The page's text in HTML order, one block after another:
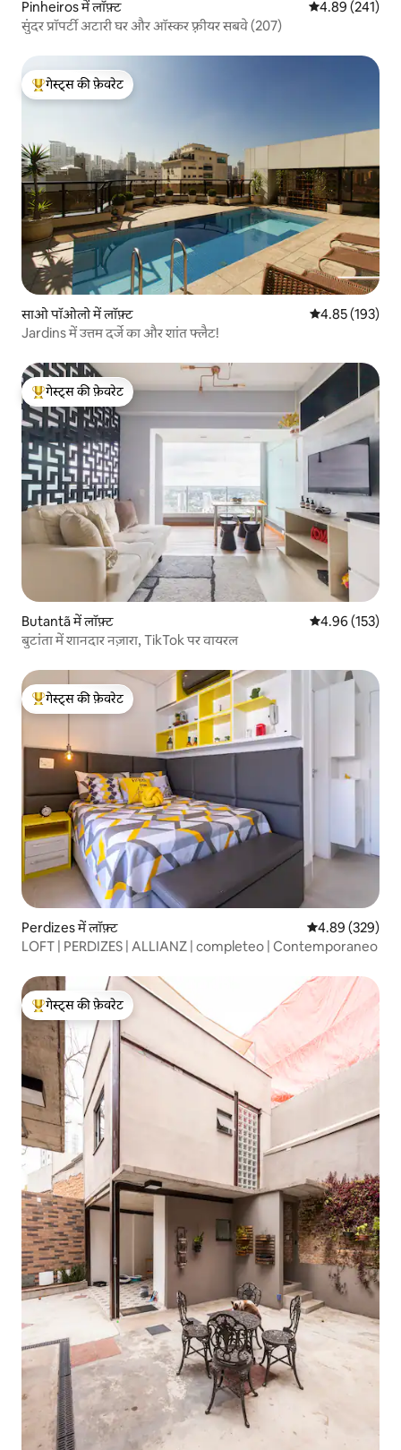
Pinheiros में लॉफ़्ट औसत रेटिंग 5 में से
4.89 (241)
सुंदर प्रॉपर्टी अटारी घर और ऑस्कर फ़्रीयर सबवे (207)
गेस्ट्स का टॉप फ़ेवरेट
गेस्ट्स की फ़ेवरेट
साओ पॉओलो में लॉफ़्ट औसत रेटिंग 5 में से
4.85 (193)
Jardins में उत्तम दर्जे का और शांत फ्लैट!
गेस्ट्स का टॉप फ़ेवरेट
गेस्ट्स की फ़ेवरेट
Butantã में लॉफ़्ट औसत रेटिंग 5 में से
4.96 (153)
बुटांता में शानदार नज़ारा, TikTok पर वायरल
गेस्ट्स का टॉप फ़ेवरेट
गेस्ट्स की फ़ेवरेट
Perdizes में लॉफ़्ट औसत रेटिंग 5 में से
4.89 (329)
LOFT | PERDIZES | ALLIANZ | completeo | Contemporaneo
गेस्ट्स का टॉप फ़ेवरेट
गेस्ट्स की फ़ेवरेट